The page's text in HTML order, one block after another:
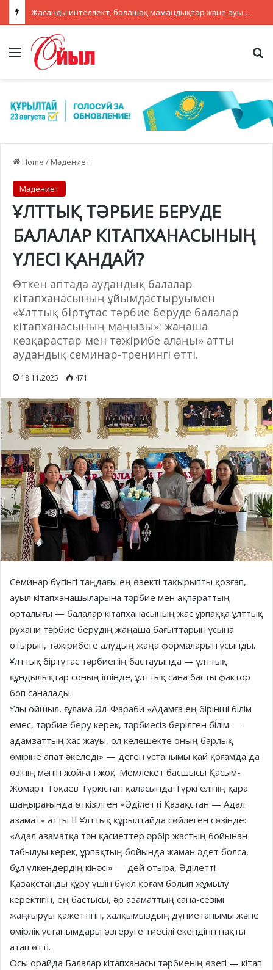
Жасанды интеллект, болашақ мамандықтар және ауылдағы кадрлар: партиялар теледебатта нені талқылады
Menu
Home / Мәдениет
Мәдениет
ҰЛТТЫҚ ТӘРБИЕ БЕРУДЕ
БАЛАЛАР КІТАПХАНАСЫНЫҢ
ҮЛЕСІ ҚАНДАЙ?
Өткен аптада аудандық балалар
кітапханасының ұйымдастыруымен
«Ұлттық біртұтас тәрбие беруде балалар
кітапханасының маңызы»: жаңаша
көзқарастар мен тәжірибе алаңы» атты
аудандық семинар-тренингі өтті.
18.11.2025 471
Семинар бүгінгі таңдағы ең өзекті тақырыпты қозғап,
ауыл кітапханашыларына тәрбие мен ақпараттың
орталығы — балалар кітапханасының жас ұрпаққа ұлттық
рухани тәрбие берудің жаңаша бағыттарын ұсына
отырып, тәжірибеге алудың жаңа формаларын ұсынды.
Ұлттық біртұтас тәрбиенің бастауында — ұлттық
құндылықтар соның ішінде, ұлттық сана басты фактор
боп саналады.
Ұлы ойшыл, ғұлама Әл-Фараби «Адамға ең бірінші білім
емес, тәрбие беру керек, тәрбиесіз берілген білім —
адамзаттың хас жауы, ол келешекте оның барлық
өміріне апат әкеледі» — деген ұстанымы қай қоғамда да
өзінің мәнін жойған жоқ. Мемлекет басшысы Қасым-
Жомарт Тоқаев Түркістан қаласында Түркі елінің қара
шаңырағында өткізілген «Әділетті Қазақстан — Адал
азамат» атты ІІ Ұлттық құрылтайда сөйлеген сөзінде:
«Адал азаматқа тән қасиеттер әрбір жастың бойынан
табылуы керек, ұрпақтың бойында жаман әдет болса,
бұл үлкендердің кінәсі» — дей отыра, Әділетті
Қазақстанды құру үшін бүкіл қоғам болып жұмылу
керектігін, ең бастысы, әр азаматтың сана-сезімі
жаңғыруы қажеттігін, халқымыздың дүниетанымы және
өмірлік ұстанымдары өзгеруге тиесілі екендігін нақты
атап өтті.
Осы орайда Балалар кітапханасы тәрбиенің өзегі — кітап